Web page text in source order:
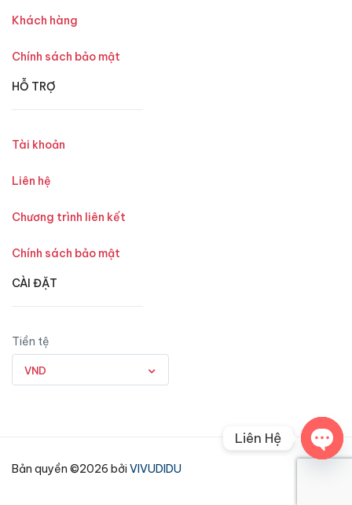
Khách hàng
Chính sách bảo mật
HỖ TRỢ
Tài khoản
Liên hệ
Chương trình liên kết
Chính sách bảo mật
CÀI ĐẶT
Tiền tệ
VND
Bản quyền ©2026 bởi VIVUDIDU
Liên Hệ